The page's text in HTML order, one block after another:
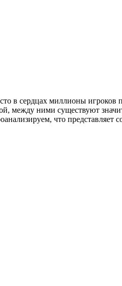
в сердцах миллионы игроков
между ними существуют
что представляет